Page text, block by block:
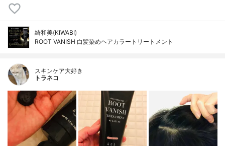
綺和美(KIWABI)
ROOT VANISH 白髪染めヘアカラートリートメント
スキンケア大好き
トラネコ